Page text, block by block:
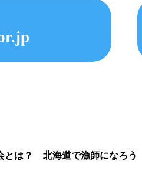
とは？ 北海道で漁師になろう